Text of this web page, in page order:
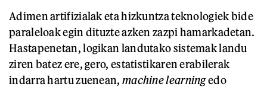
Adimen artifizialak eta hizkuntza teknologiek bide
paraleloak egin dituzte azken zazpi hamarkadetan.
Hastapenetan, logikan landutako sistemak landu
ziren batez ere, gero, estatistikaren erabilerak
indarra hartu zuenean, machine learningedo